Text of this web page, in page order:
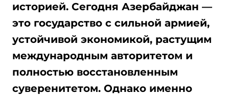
историей. Сегодня Азербайджан —
это государство с сильной армией,
устойчивой экономикой, растущим
международным авторитетом и
полностью восстановленным
суверенитетом. Однако именно